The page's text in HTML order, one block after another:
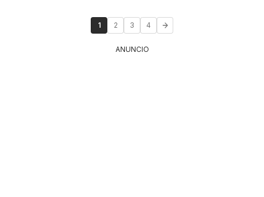
1 2 3 4
ANUNCIO